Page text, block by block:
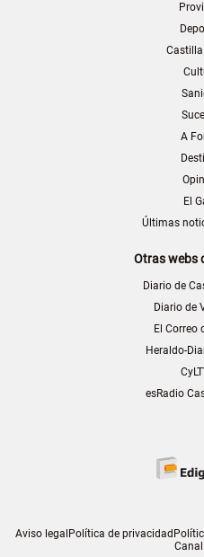
Castilla
A
El
Últimas
Otras webs
Diario de
Diario de
El Correo
Heraldo-
esRadio
Aviso legalPolítica de privacidad